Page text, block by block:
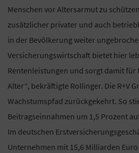
Menschen vor Altersarmut zu
zusätzlicher privater und auch
in der Bevölkerung weiter
Versicherungswirtschaft bietet hier
Rentenleistungen und sorgt damit
Alter“, bekräftigte Rollinger. Die R+V
Wachstumspfad zurückgekehrt. So
Beitragseinnahmen um 1,5 Prozent
Im deutschen
Unternehmen mit 15,6 Milliarden